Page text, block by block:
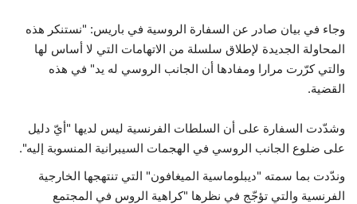
وجاء في بيان صادر عن السفارة الروسية في باريس: "نستنكر هذه
المحاولة الجديدة لإطلاق سلسلة من الاتهامات التي لا أساس لها
والتي كرّرت مرارا ومفادها أن الجانب الروسي له يد" في هذه
القضية.
وشدّدت السفارة على أن السلطات الفرنسية ليس لديها "أيّ دليل
على ضلوع الجانب الروسي في الهجمات السيبرانية المنسوبة إليه".
وندّدت بما سمته "ديبلوماسية الميغافون" التي تنتهجها الخارجية
الفرنسية والتي تؤجّج في نظرها "كراهية الروس في المجتمع